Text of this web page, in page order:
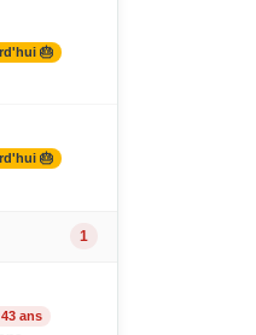
🎂
🎂
1
ans